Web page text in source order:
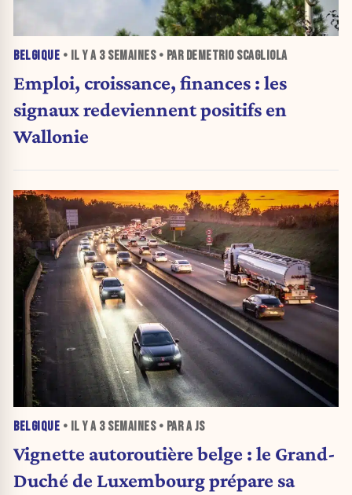
BELGIQUE • IL Y A 3 SEMAINES• PAR DEMETRIO SCAGLIOLA
Emploi, croissance, finances : les
signaux redeviennent positifs en
Wallonie
BELGIQUE • IL Y A 3 SEMAINES• PAR A JS
Vignette autoroutière belge : le Grand-
Duché de Luxembourg prépare sa